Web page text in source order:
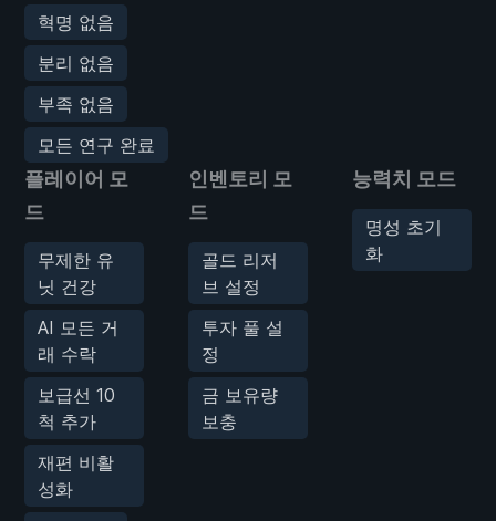
혁명 없음
분리 없음
부족 없음
모든 연구 완료
플레이어 모
드
무제한 유
닛 건강
AI 모든 거
래 수락
보급선 10
척 추가
재편 비활
성화
인벤토리 모
드
골드 리저
브 설정
투자 풀 설
정
금 보유량
보충
능력치 모드
명성 초기
화